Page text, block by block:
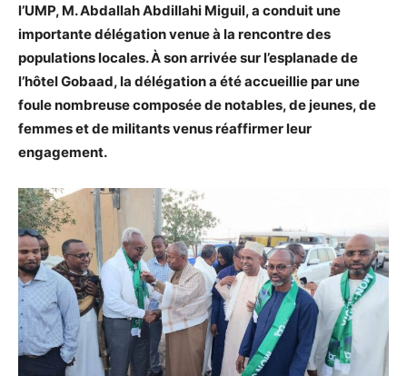
l’UMP, M. Abdallah Abdillahi Miguil, a conduit une
importante délégation venue à la rencontre des
populations locales. À son arrivée sur l’esplanade de
l’hôtel Gobaad, la délégation a été accueillie par une
foule nombreuse composée de notables, de jeunes, de
femmes et de militants venus réaffirmer leur
engagement.